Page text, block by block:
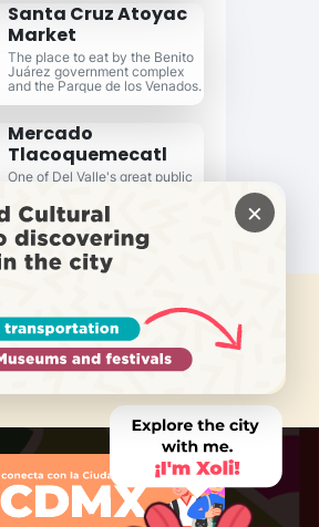
Santa Cruz Atoyac
Market
The place to eat by the Benito
Juárez government complex
and the Parque de los Venados.
Mercado
Tlacoquemecatl
One of Del Valle's great public
day!
？
×